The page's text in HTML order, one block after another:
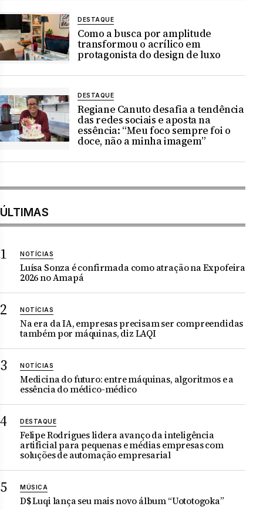
DESTAQUE
Como a busca por amplitude
transformou o acrílico em
protagonista do design de luxo
DESTAQUE
Regiane Canuto desafia a tendência
das redes sociais e aposta na
essência: “Meu foco sempre foi o
doce, não a minha imagem”
ÚLTIMAS
NOTÍCIAS
Luísa Sonza é confirmada como atração na Expofeira
2026 no Amapá
NOTÍCIAS
Na era da IA, empresas precisam ser compreendidas
também por máquinas, diz LAQI
NOTÍCIAS
Medicina do futuro: entre máquinas, algoritmos e a
essência do médico-médico
DESTAQUE
Felipe Rodrigues lidera avanço da inteligência
artificial para pequenas e médias empresas com
soluções de automação empresarial
MÚSICA
D$ Luqi lança seu mais novo álbum “Uototogoka”